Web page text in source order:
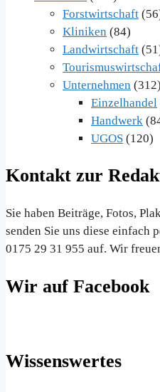
Forstwirtschaft
Kliniken (84)
Landwirtschaft
Unternehmen (312)
Einzelhandel
Handwerk
UGOS (120)
Kontakt zur
Sie haben Beiträge, Fotos,
senden Sie uns diese einfach
0175 29 31 955 auf. Wir
Wir auf Facebook
Wissenswertes